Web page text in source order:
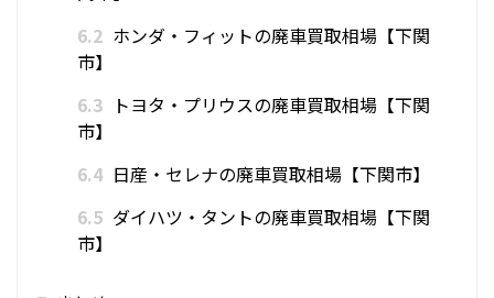
6.2 ホンダ・フィットの廃車買取相場【下関
市】
6.3 トヨタ・プリウスの廃車買取相場【下関
市】
6.4 日産・セレナの廃車買取相場【下関市】
6.5 ダイハツ・タントの廃車買取相場【下関
市】